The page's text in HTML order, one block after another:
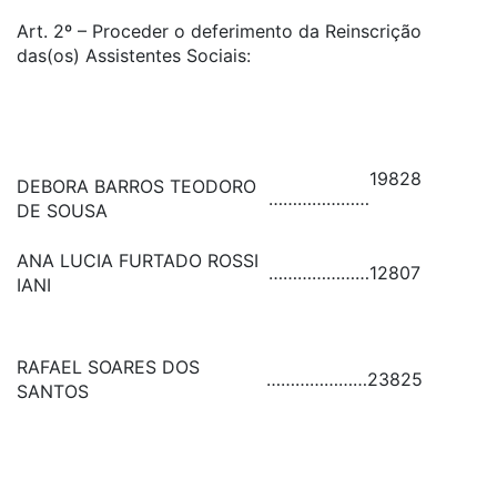
Art. 2º – Proceder o deferimento da Reinscrição
das(os) Assistentes Sociais:
DEBORA BARROS TEODORO
DE SOUSA
…………………
19828
ANA LUCIA FURTADO ROSSI
IANI
…………………12807
RAFAEL SOARES DOS
SANTOS
…………………23825